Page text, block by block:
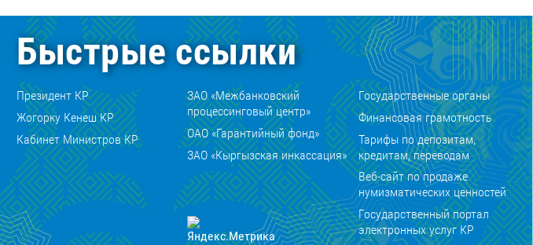
Быстрые ссылки
Президент КР
Жогорку Кенеш КР
Кабинет Министров КР
ЗАО «Межбанковский
процессинговый центр»
ОАО «Гарантийный фонд»
ЗАО «Кыргызская инкассация»
Государственные органы
Финансовая грамотность
Тарифы по депозитам,
кредитам, переводам
Веб-сайт по продаже
нумизматических ценностей
Государственный портал
электронных услуг КР